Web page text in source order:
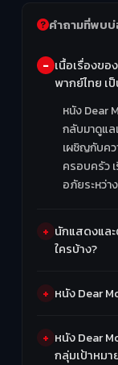
คำถามที่พบ
เนื้อเรื่องขอ
พากย์ไทย เ
หนัง Dear
กลับมาดูแล
เผชิญกับค
ครอบครัว
อภัยระหว่า
นักแสดงแล
ใครบ้าง?
หนัง Dear
หนัง Dear
กลุ่มเป้าหมา